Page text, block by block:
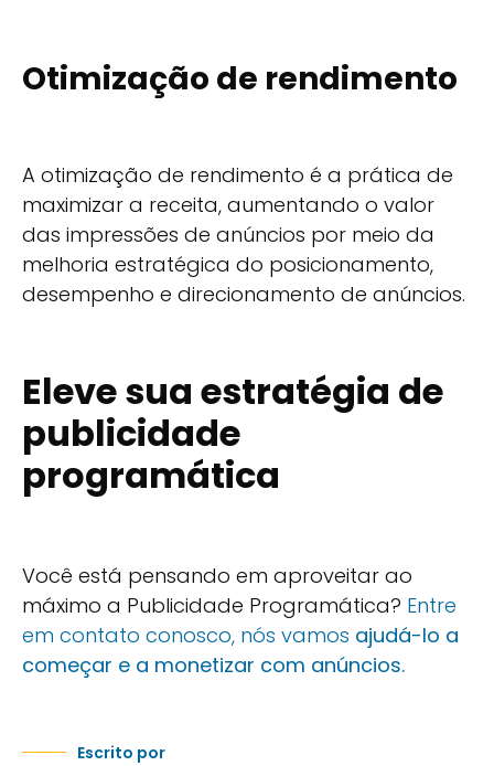
Otimização de rendimento
A otimização de rendimento é a prática de
maximizar a receita, aumentando o valor
das impressões de anúncios por meio da
melhoria estratégica do posicionamento,
desempenho e direcionamento de anúncios.
Eleve sua estratégia de
publicidade
programática
Você está pensando em aproveitar ao
máximo a Publicidade Programática? Entre
em contato conosco, nós vamos ajudá-lo a
começar e a monetizar com anúncios.
Escrito por